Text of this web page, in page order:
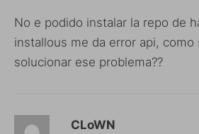
No e podido instalar la repo de
installous me da error api, como
solucionar ese problema??
CLoWN